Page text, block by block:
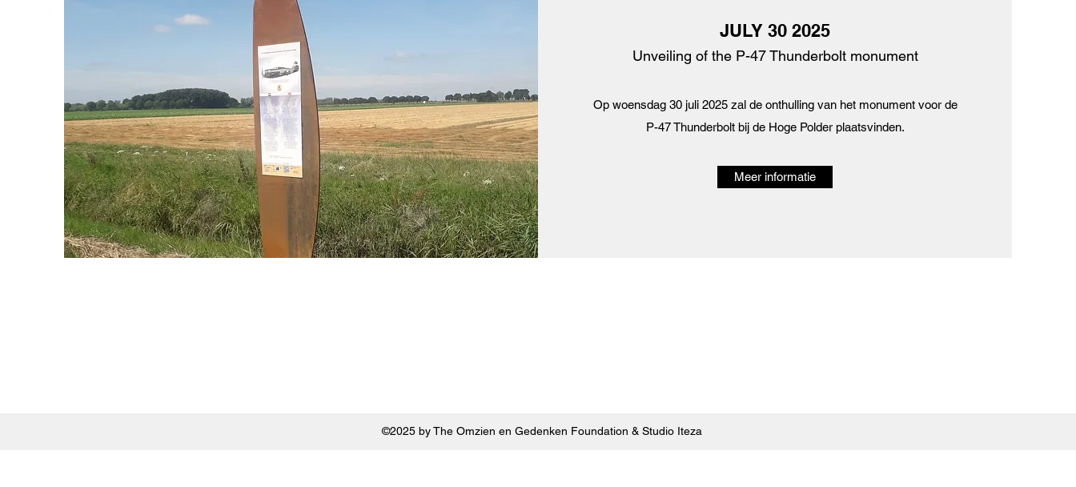
JULY 30 2025
Unveiling of the P-47 Thunderbolt monument
Op woensdag 30 juli 2025 zal de onthulling van het monument voor de
P-47 Thunderbolt bij de Hoge Polder plaatsvinden.
Meer informatie
©2025 by The Omzien en Gedenken Foundation & Studio Iteza